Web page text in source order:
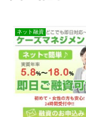
ネット融資